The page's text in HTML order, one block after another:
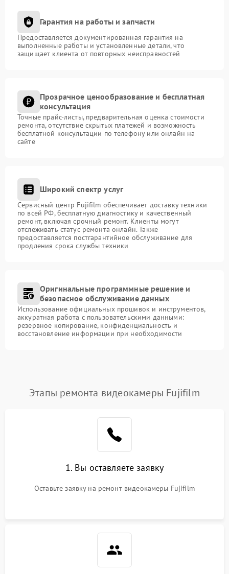
Гарантия на работы и запчасти
Предоставляется документированная гарантия на
выполненные работы и установленные детали, что
защищает клиента от повторных неисправностей
Прозрачное ценообразование и бесплатная
консультация
Точные прайс-листы, предварительная оценка стоимости
ремонта, отсутствие скрытых платежей и возможность
бесплатной консультации по телефону или онлайн на
сайте
Широкий спектр услуг
Сервисный центр Fujifilm обеспечивает доставку техники
по всей РФ, бесплатную диагностику и качественный
ремонт, включая срочный ремонт. Клиенты могут
отслеживать статус ремонта онлайн. Также
предоставляется постгарантийное обслуживание для
продления срока службы техники
Оригинальные программные решение и
безопасное обслуживание данных
Использование официальных прошивок и инструментов,
аккуратная работа с пользовательскими данными:
резервное копирование, конфиденциальность и
восстановление информации при необходимости
Этапы ремонта видеокамеры Fujifilm
1. Вы оставляете заявку
Оставьте заявку на ремонт видеокамеры Fujifilm